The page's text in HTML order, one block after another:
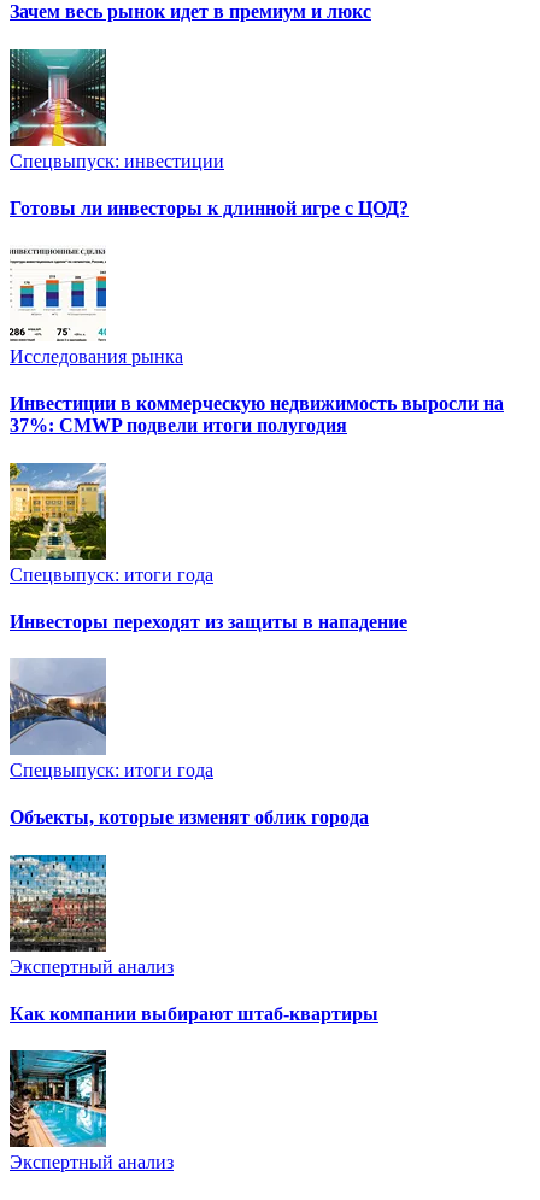
Зачем весь рынок идет в премиум и люкс
Спецвыпуск: инвестиции
Готовы ли инвесторы к длинной игре с ЦОД?
Исследования рынка
Инвестиции в коммерческую недвижимость выросли на
37%: CMWP подвели итоги полугодия
Спецвыпуск: итоги года
Инвесторы переходят из защиты в нападение
Спецвыпуск: итоги года
Объекты, которые изменят облик города
Экспертный анализ
Как компании выбирают штаб-квартиры
Экспертный анализ